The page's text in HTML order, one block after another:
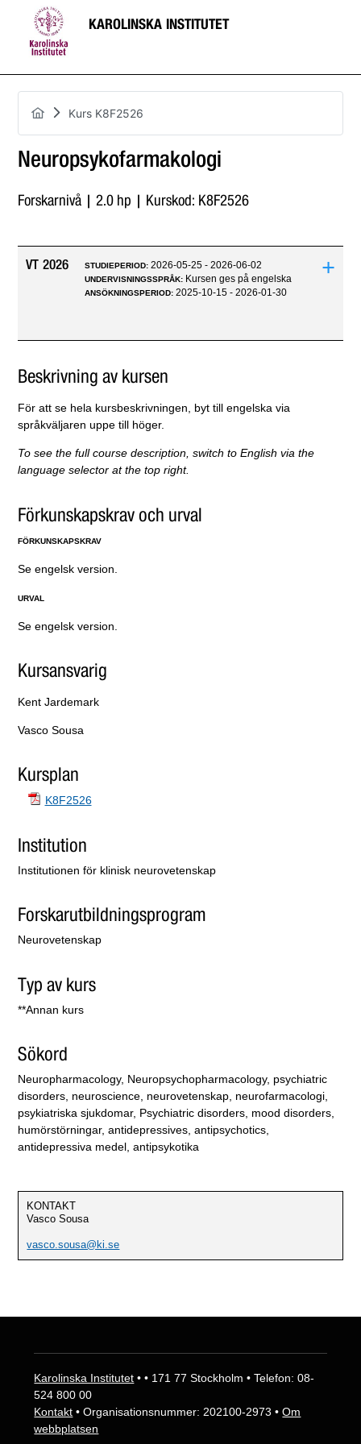
KAROLINSKA INSTITUTET
Kurs K8F2526
Neuropsykofarmakologi
Forskarnivå | 2.0 hp | Kurskod: K8F2526
VT 2026 STUDIEPERIOD:2026-05-25 - 2026-06-02
UNDERVISNINGSSPRÅK: Kursen ges på engelska
ANSÖKNINGSPERIOD:2025-10-15 - 2026-01-30
+
Beskrivning av kursen
För att se hela kursbeskrivningen, byt till engelska via
språkväljaren uppe till höger.
To see the full course description, switch to English via the
language selector at the top right.
Förkunskapskrav och urval
FÖRKUNSKAPSKRAV
Se engelsk version.
URVAL
Se engelsk version.
Kursansvarig
Kent Jardemark
Vasco Sousa
Kursplan
K8F2526
Institution
Institutionen för klinisk neurovetenskap
Forskarutbildningsprogram
Neurovetenskap
Typ av kurs
**Annan kurs
Sökord
Neuropharmacology, Neuropsychopharmacology, psychiatric
disorders, neuroscience, neurovetenskap, neurofarmacologi,
psykiatriska sjukdomar, Psychiatric disorders, mood disorders,
humörstörningar, antidepressives, antipsychotics,
antidepressiva medel, antipsykotika
KONTAKT
Vasco Sousa
vasco.sousa@ki.se
Karolinska Institutet • • 171 77 Stockholm • Telefon: 08-
524 800 00
Kontakt • Organisationsnummer: 202100-2973 •Om
webbplatsen